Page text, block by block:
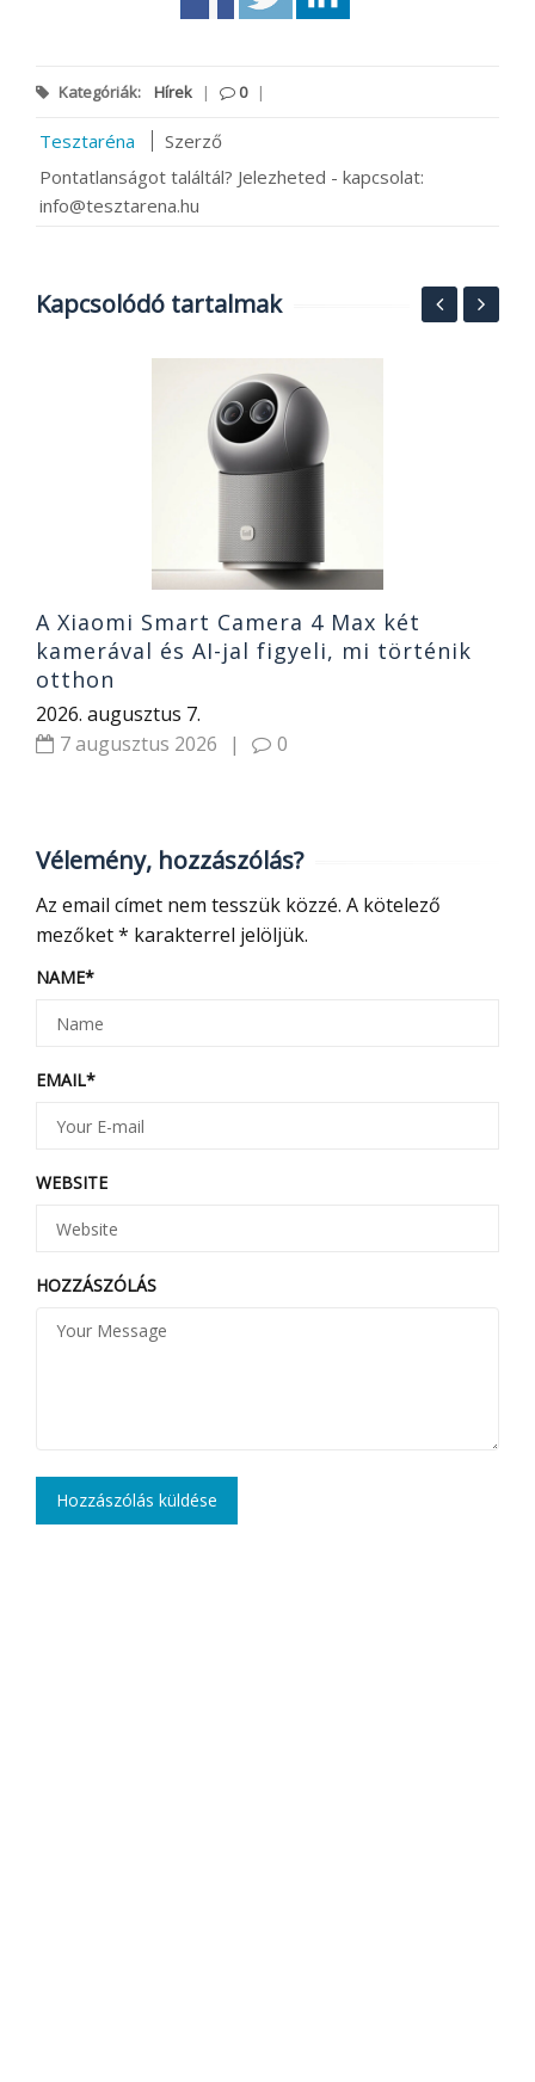
Kategóriák: Hírek | 0 |
Tesztaréna
Szerző
Pontatlanságot találtál? Jelezheted - kapcsolat:
info@tesztarena.hu
Kapcsolódó tartalmak
A Xiaomi Smart Camera 4 Max két
kamerával és AI-jal figyeli, mi történik
otthon
2026. augusztus 7.
7 augusztus 2026
| 0
Vélemény, hozzászólás?
Az email címet nem tesszük közzé. A kötelező
mezőket* karakterrel jelöljük.
NAME*
EMAIL*
WEBSITE
HOZZÁSZÓLÁS